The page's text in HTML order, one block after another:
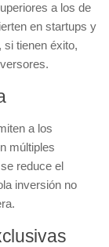
a los de
en startups y
tienen éxito,
a los
múltiples
reduce el
inversión no